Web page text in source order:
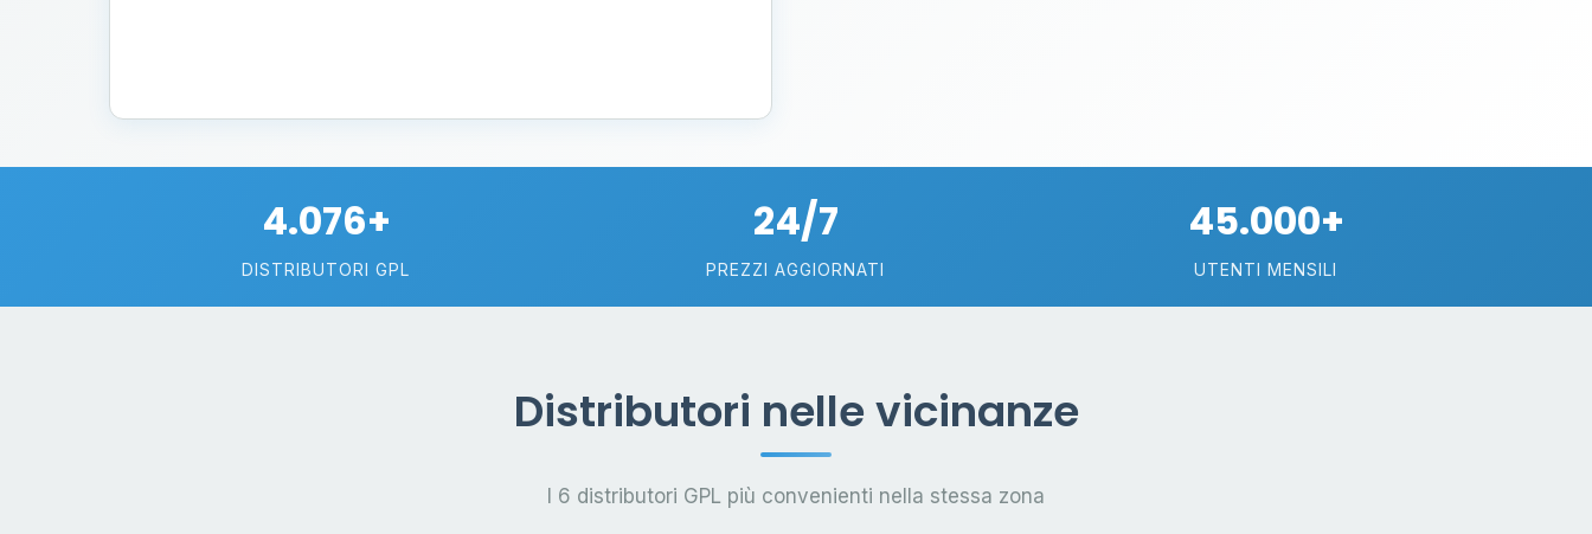
4.076+
DISTRIBUTORI GPL
24/7
PREZZI AGGIORNATI
45.000+
UTENTI MENSILI
Distributori nelle vicinanze
I 6 distributori GPL più convenienti nella stessa zona